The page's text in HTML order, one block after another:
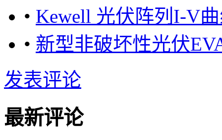
• Kewell 光伏阵列I-V
• 新型非破坏性光伏
发表评论
最新评论